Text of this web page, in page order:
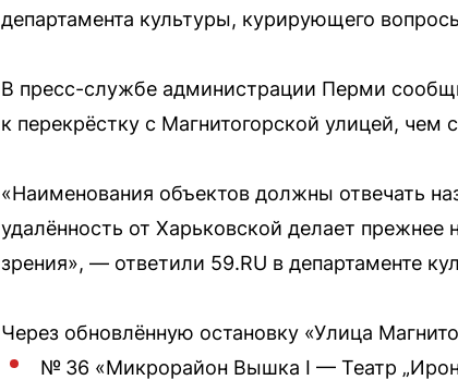
департамента культуры, курирующего
В пресс-службе администрации Перми
к перекрёстку с Магнитогорской улицей, чем
«Наименования объектов должны отвечать
удалённость от Харьковской делает
зрения», — ответили 59.RU в департаменте
Через обновлённую остановку «Улица
№ 36 «Микрорайон Вышка I — Театр